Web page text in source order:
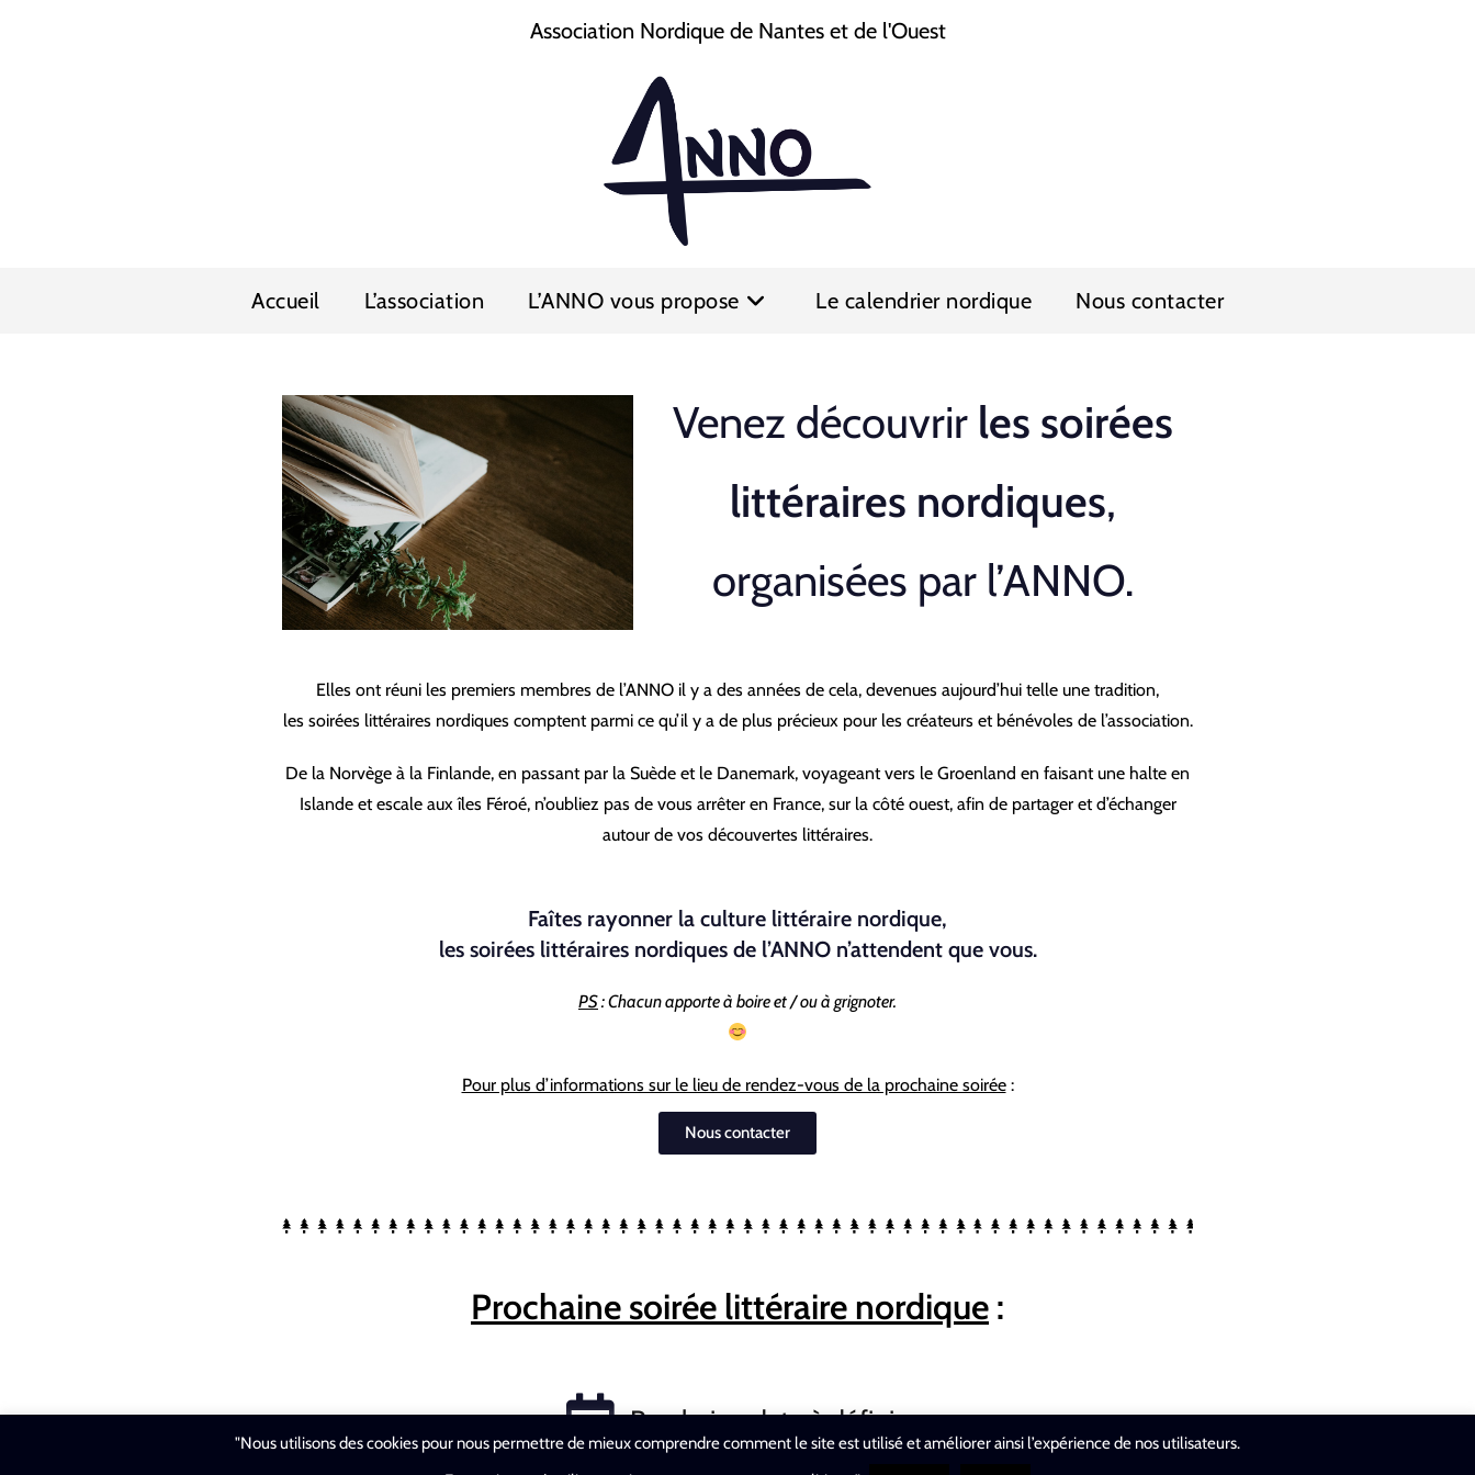
Association Nordique de Nantes et de l'Ouest
Accueil L’association L’ANNO vous propose Le calendrier nordique Nous contacter
Venez découvrir les soirées
littéraires nordiques,
organisées par l’ANNO.
Elles ont réuni les premiers membres de l’ANNO il y a des années de cela, devenues aujourd’hui telle une tradition,
les soirées littéraires nordiques comptent parmi ce qu’il y a de plus précieux pour les créateurs et bénévoles de l’association.
De la Norvège à la Finlande, en passant par la Suède et le Danemark, voyageant vers le Groenland en faisant une halte en
Islande et escale aux îles Féroé, n’oubliez pas de vous arrêter en France, sur la côté ouest, afin de partager et d’échanger
autour de vos découvertes littéraires.
Faîtes rayonner la culture littéraire nordique,
les soirées littéraires nordiques de l’ANNO n’attendent que vous.
PS: Chacun apporte à boire et / ou à grignoter.
Pour plus d’informations sur le lieu de rendez-vous de la prochaine soirée:
Nous contacter
Prochaine soirée littéraire nordique :
Prochaine date à définir...
"Nous utilisons des cookies pour nous permettre de mieux comprendre comment le site est utilisé et améliorer ainsi l’expérience de nos utilisateurs.